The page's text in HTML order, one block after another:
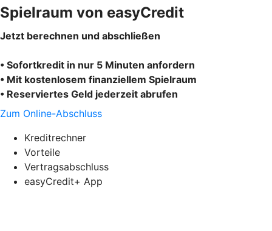
Spielraum von easyCredit
Jetzt berechnen und abschließen
• Sofortkredit in nur 5 Minuten anfordern
• Mit kostenlosem finanziellem Spielraum
• Reserviertes Geld jederzeit abrufen
Zum Online-Abschluss
Kreditrechner
Vorteile
Vertragsabschluss
easyCredit+ App